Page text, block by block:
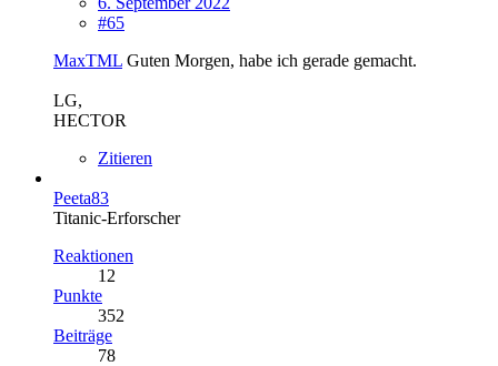
#65
MaxTML Guten Morgen, habe ich gerade gemacht.
LG,
HECTOR
Zitieren
Peeta83
Titanic-Erforscher
Reaktionen
12
Punkte
352
Beiträge
78